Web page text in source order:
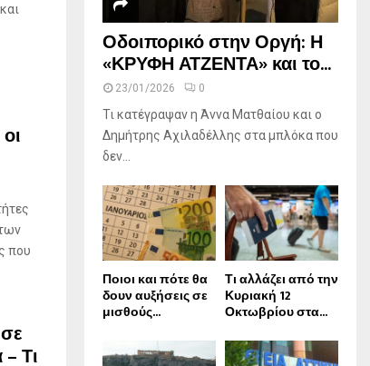
που
Τι
Οδοιπορικό στην Οργή: Η
«ΚΡΥΦΗ ΑΤΖΕΝΤΑ» και το...
23/01/2026 0
Τι κατέγραψαν η Άννα Ματθαίου και ο
Δημήτρης Αχιλαδέλλης στα μπλόκα που
δεν...
Ποιοι και πότε θα
δουν αυξήσεις σε
μισθούς...
Τι αλλάζει από την
Κυριακή 12
Οκτωβρίου στα...